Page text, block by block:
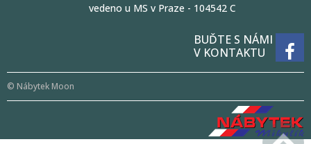
vedeno u MS v Praze - 104542 C
BUĎTE S NÁMI
V KONTAKTU
© Nábytek Moon